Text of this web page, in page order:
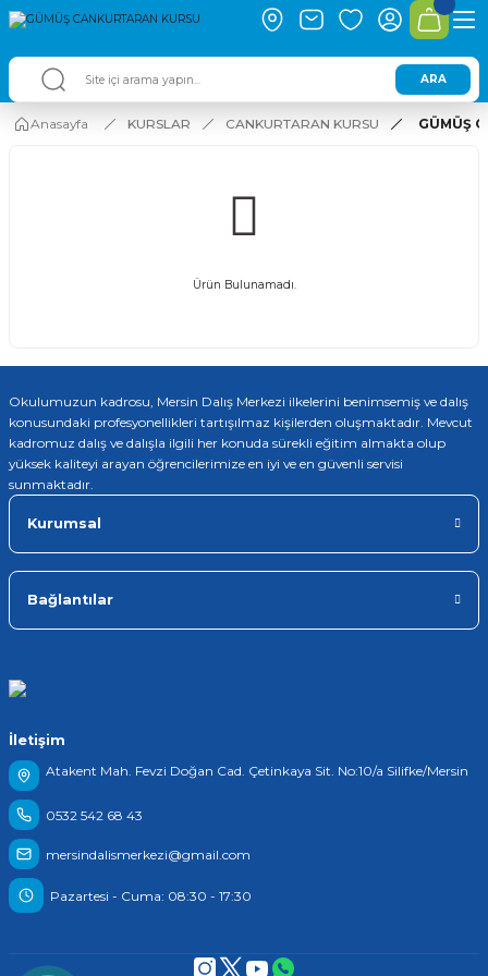
ARA
Anasayfa KURSLAR CANKURTARAN KURSU GÜMÜŞ
Ürün Bulunamadı.
Okulumuzun kadrosu, Mersin Dalış Merkezi ilkelerini benimsemiş ve dalış
konusundaki profesyonellikleri tartışılmaz kişilerden oluşmaktadır. Mevcut
kadromuz dalış ve dalışla ilgili her konuda sürekli eğitim almakta olup
yüksek kaliteyi arayan öğrencilerimize en iyi ve en güvenli servisi
sunmaktadır.
Kurumsal
Bağlantılar
İletişim
Atakent Mah. Fevzi Doğan Cad. Çetinkaya Sit. No:10/a Silifke/Mersin
0532 542 68 43
mersindalismerkezi@gmail.com
Pazartesi - Cuma: 08:30 - 17:30